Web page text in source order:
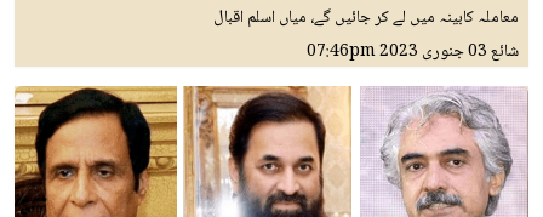
معاملہ کابینہ میں لے کر جائیں گے، میاں اسلم اقبال
شائع03 جنوری 2023 07:46pm